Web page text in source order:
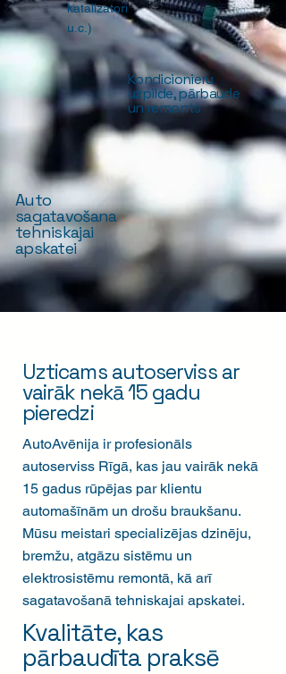
katalizatori
u.c.)
Kondicionieru
uzpilde, pārbaude
un remonts
Auto
sagatavošana
tehniskajai
apskatei
Uzticams autoserviss ar
vairāk nekā 15 gadu
pieredzi
AutoAvēnija ir profesionāls
autoserviss Rīgā, kas jau vairāk nekā
15 gadus rūpējas par klientu
automašīnām un drošu braukšanu.
Mūsu meistari specializējas dzinēju,
bremžu, atgāzu sistēmu un
elektrosistēmu remontā, kā arī
sagatavošanā tehniskajai apskatei.
Kvalitāte, kas
pārbaudīta praksē